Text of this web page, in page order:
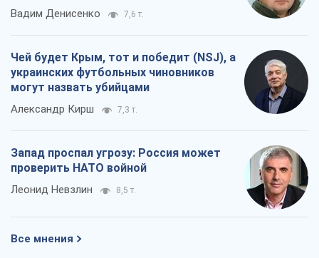
Вадим Денисенко 7,6 т.
Чей будет Крым, тот и победит (NSJ), а
украинских футбольных чиновников
могут назвать убийцами
Александр Кирш 7,3 т.
Запад проспал угрозу: Россия может
проверить НАТО войной
Леонид Невзлин 8,5 т.
Все мнения